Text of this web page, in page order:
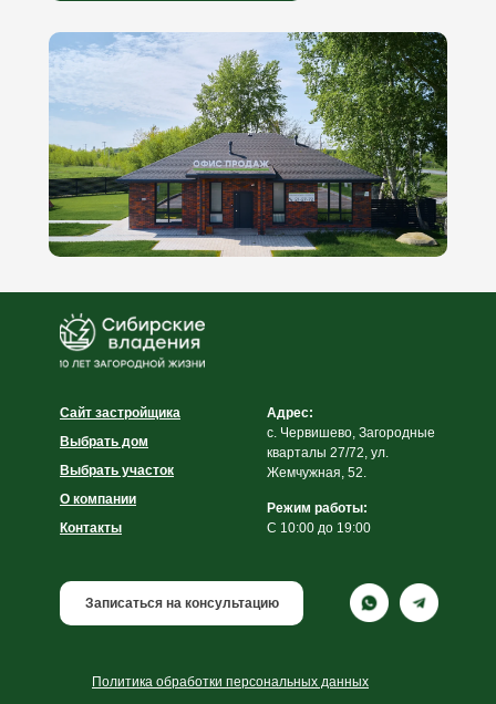
Контакты
О компании
Сайт застройщика
Выбрать участок
Выбрать дом
Политика обработки персональных данных
Записаться на консультацию
Режим работы:
C 10:00 до 19:00
Адрес:
с. Червишево, Загородные
кварталы 27/72, ул.
Жемчужная, 52.